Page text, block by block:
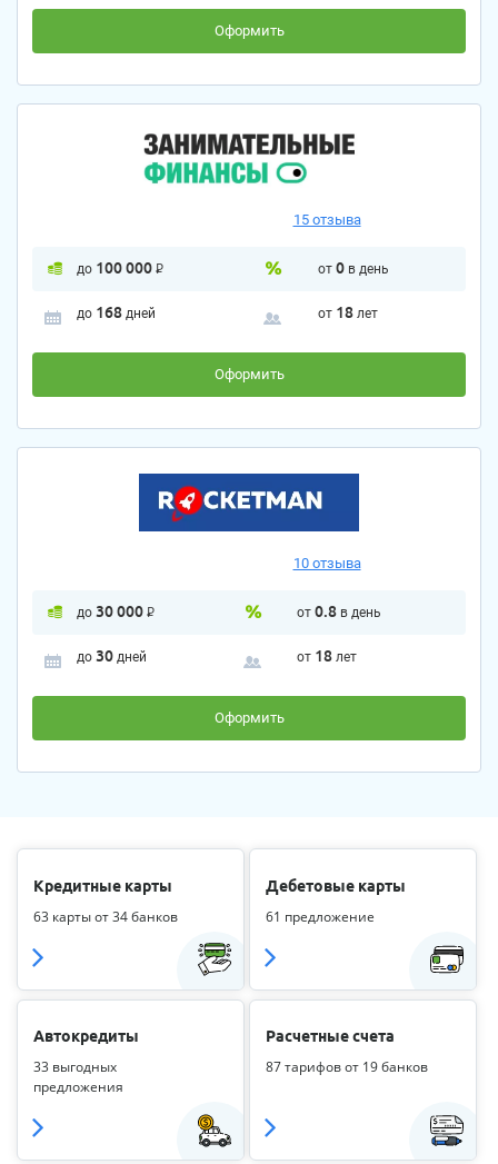
Оформить
15 отзыва
до 100 000 P от 0 в день
до 168дней от 18 лет
Оформить
10 отзыва
до 30 000 P от 0.8 в день
до 30дней от 18 лет
Оформить
Кредитные карты
63 карты от 34 банков
Дебетовые карты
61 предложение
Автокредиты
33 выгодных
предложения
Расчетные счета
87 тарифов от 19 банков